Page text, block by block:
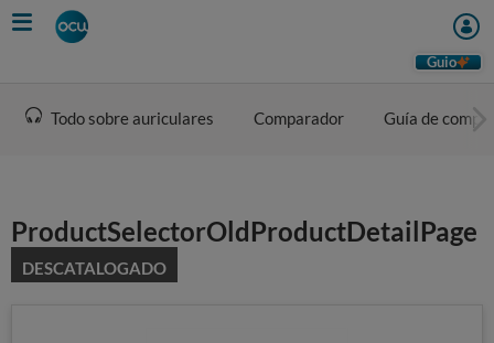
Skip
to
Guio
Todo sobre auriculares Comparador Guía de
ProductSelectorOldProductDetailPage
DESCATALOGADO